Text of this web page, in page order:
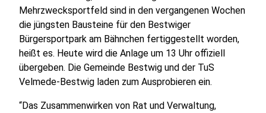
Mehrzwecksportfeld sind in den vergangenen Wochen
die jüngsten Bausteine für den Bestwiger
Bürgersportpark am Bähnchen fertiggestellt worden,
heißt es. Heute wird die Anlage um 13 Uhr offiziell
übergeben. Die Gemeinde Bestwig und der TuS
Velmede-Bestwig laden zum Ausprobieren ein.
“Das Zusammenwirken von Rat und Verwaltung,